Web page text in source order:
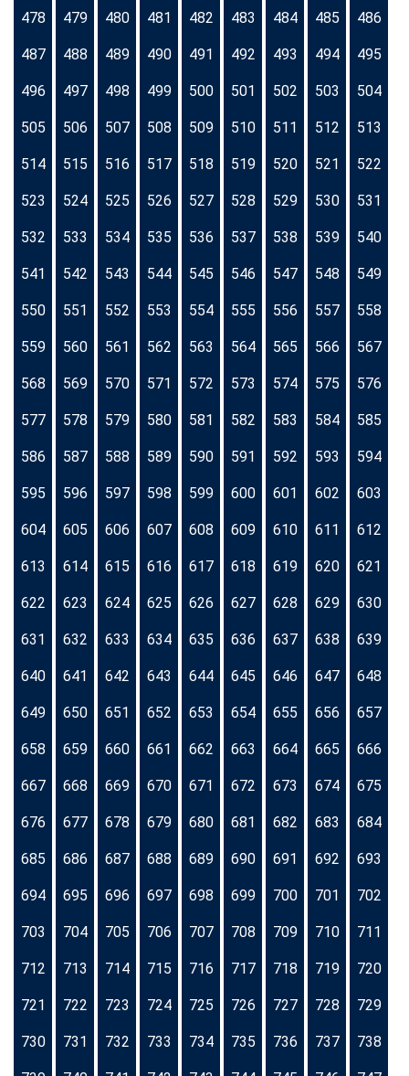
478 479 480 481 482 483 484 485 486
487 488 489 490 491 492 493 494 495
496 497 498 499 500 501 502 503 504
505 506 507 508 509 510 511 512 513
514 515 516 517 518 519 520 521 522
523 524 525 526 527 528 529 530 531
532 533 534 535 536 537 538 539 540
541 542 543 544 545 546 547 548 549
550 551 552 553 554 555 556 557 558
559 560 561 562 563 564 565 566 567
568 569 570 571 572 573 574 575 576
577 578 579 580 581 582 583 584 585
586 587 588 589 590 591 592 593 594
595 596 597 598 599 600 601 602 603
604 605 606 607 608 609 610 611 612
613 614 615 616 617 618 619 620 621
622 623 624 625 626 627 628 629 630
631 632 633 634 635 636 637 638 639
640 641 642 643 644 645 646 647 648
649 650 651 652 653 654 655 656 657
658 659 660 661 662 663 664 665 666
667 668 669 670 671 672 673 674 675
676 677 678 679 680 681 682 683 684
685 686 687 688 689 690 691 692 693
694 695 696 697 698 699 700 701 702
703 704 705 706 707 708 709 710 711
712 713 714 715 716 717 718 719 720
721 722 723 724 725 726 727 728 729
730 731 732 733 734 735 736 737 738